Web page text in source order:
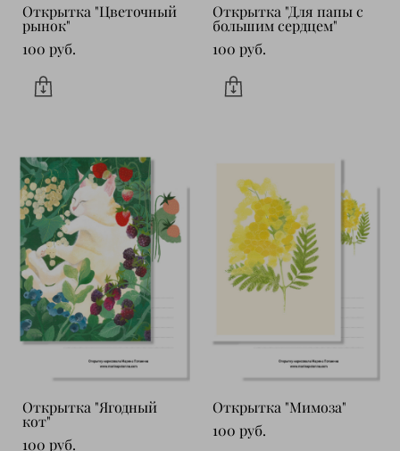
Открытка "Цветочный
рынок"
100 pуб.
Открытка "Для папы с
большим сердцем"
100 pуб.
Открытка "Ягодный
кот"
100 pуб.
Открытка "Мимоза"
100 pуб.